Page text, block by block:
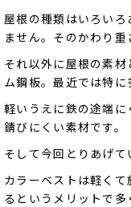
屋根の種類はいろい
ません。そのかわり重
それ以外に屋根の素
ム鋼板。最近では特に
軽いうえに鉄の途端に
錆びにくい素材です。
そして今回とりあげて
カラーベストは軽く
るというメリットで多